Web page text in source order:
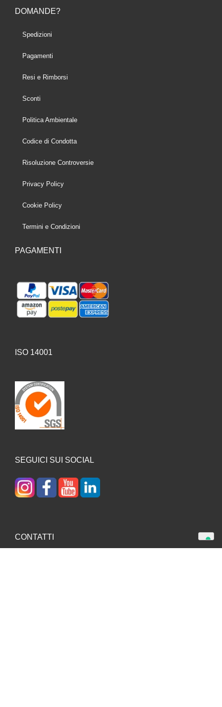
DOMANDE?
Spedizioni
Pagamenti
Resi e Rimborsi
Sconti
Politica Ambientale
Codice di Condotta
Risoluzione Controversie
Privacy Policy
Cookie Policy
Termini e Condizioni
PAGAMENTI
ISO 14001
SEGUICI SUI SOCIAL
CONTATTI